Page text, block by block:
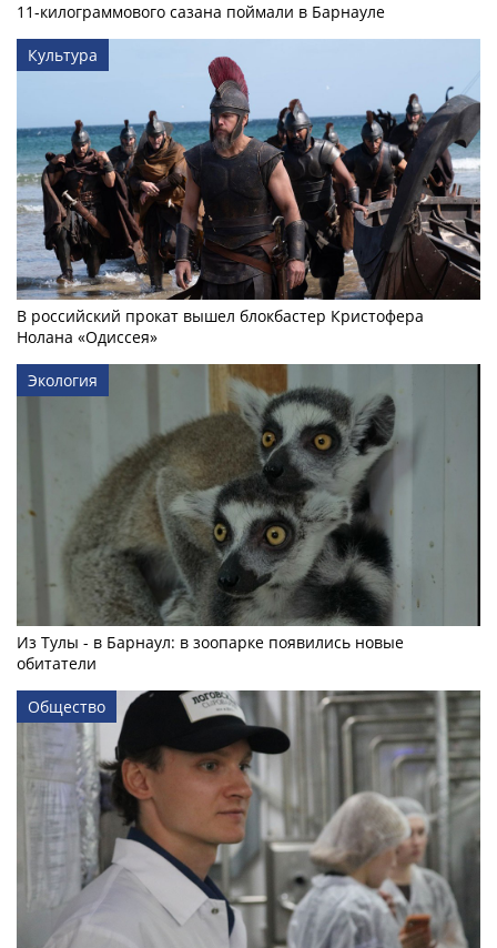
11-килограммового сазана поймали в Барнауле
Культура
В российский прокат вышел блокбастер Кристофера
Нолана «Одиссея»
Экология
Из Тулы - в Барнаул: в зоопарке появились новые
обитатели
Общество